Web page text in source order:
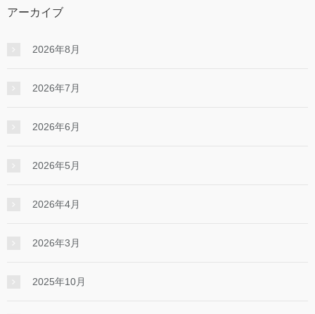
アーカイブ
2026年8月
2026年7月
2026年6月
2026年5月
2026年4月
2026年3月
2025年10月